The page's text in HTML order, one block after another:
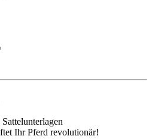
Ihr Pferd revolutionär!